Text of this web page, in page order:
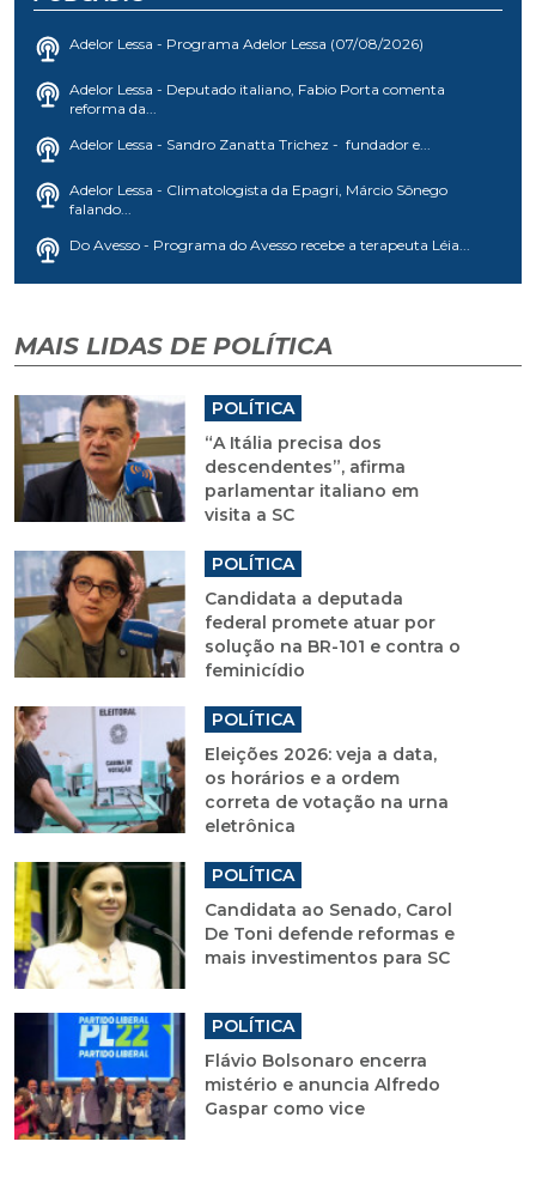
Adelor Lessa - Programa Adelor Lessa (07/08/2026)
Adelor Lessa - Deputado italiano, Fabio Porta comenta
reforma da...
Adelor Lessa - Sandro Zanatta Trichez - fundador e...
Adelor Lessa - Climatologista da Epagri, Márcio Sônego
falando...
Do Avesso - Programa do Avesso recebe a terapeuta Léia...
MAIS LIDAS DE POLÍTICA
POLÍTICA
“A Itália precisa dos
descendentes”, afirma
parlamentar italiano em
visita a SC
POLÍTICA
Candidata a deputada
federal promete atuar por
solução na BR-101 e contra o
feminicídio
POLÍTICA
Eleições 2026: veja a data,
os horários e a ordem
correta de votação na urna
eletrônica
POLÍTICA
Candidata ao Senado, Carol
De Toni defende reformas e
mais investimentos para SC
POLÍTICA
Flávio Bolsonaro encerra
mistério e anuncia Alfredo
Gaspar como vice